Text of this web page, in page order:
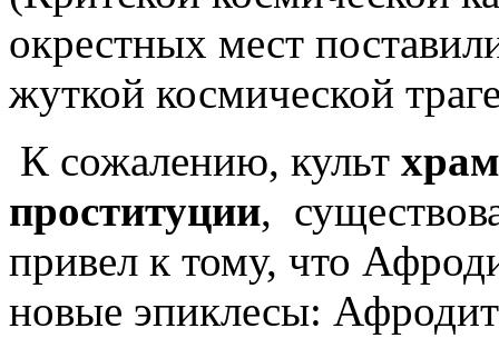
окрестных мест
жуткой космической
К сожалению, культ
проституции,
привел к тому, что
новые эпиклесы: